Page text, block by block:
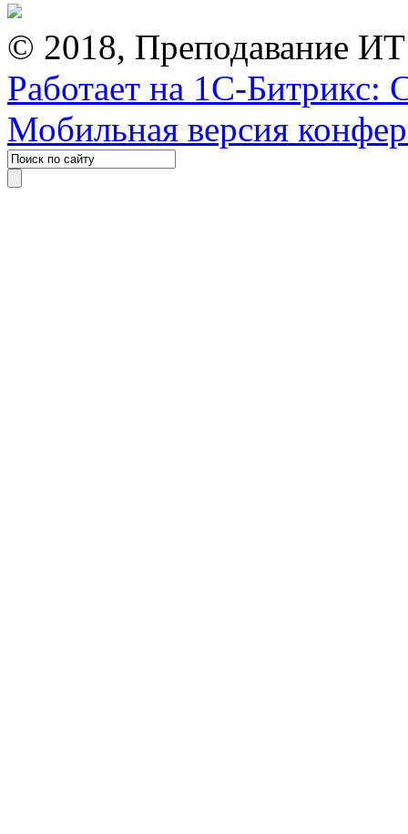
© 2018, Преподавание
Работает на 1С-Битрикс:
Мобильная версия